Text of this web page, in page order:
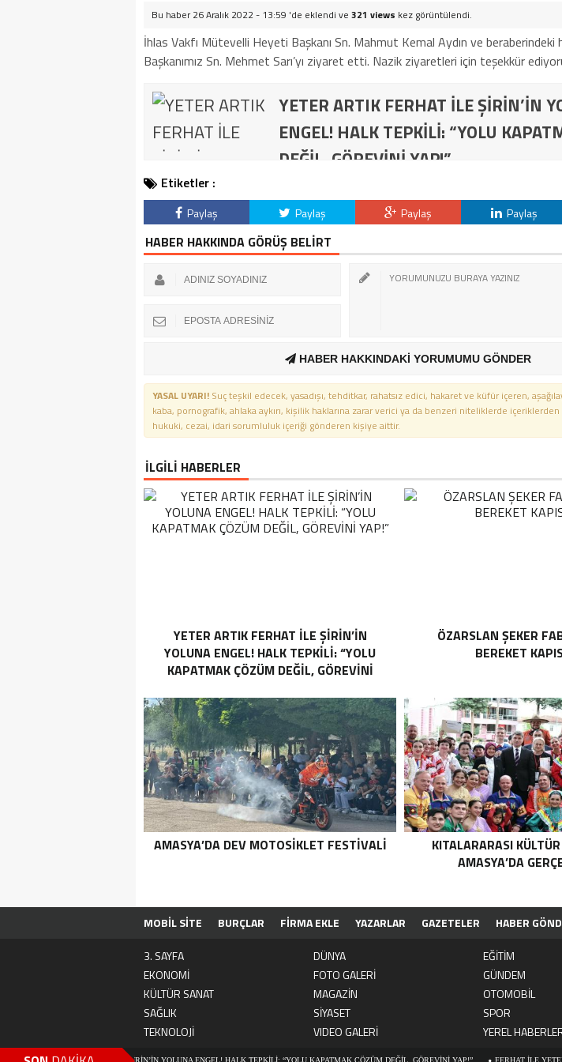
Bu haber 26 Aralık 2022 - 13:59 'de eklendi ve 321 views kez görüntülendi.
İhlas Vakfı Mütevelli Heyeti Başkanı Sn. Mahmut Kemal Aydın ve
Başkanımız Sn. Mehmet Sarı’yı ziyaret etti. Nazik ziyaretleri için teşekkür
YETER ARTIK FERHAT İLE ŞİRİN’İN
ENGEL! HALK TEPKİLİ: “YOLU
DEĞİL, GÖREVİNİ YAP!”
Etiketler :
Paylaş Paylaş Paylaş Paylaş
HABER HAKKINDA GÖRÜŞ BELİRT
HABER HAKKINDAKİ YORUMUMU GÖNDER
YASAL UYARI! Suç teşkil edecek, yasadışı, tehditkar, rahatsız edici, hakaret ve küfür içeren,
kaba, pornografik, ahlaka aykırı, kişilik haklarına zarar verici ya da benzeri niteliklerde
hukuki, cezai, idari sorumluluk içeriği gönderen kişiye aittir.
İLGİLİ HABERLER
YETER ARTIK FERHAT İLE ŞİRİN’İN
YOLUNA ENGEL! HALK TEPKİLİ: “YOLU
KAPATMAK ÇÖZÜM DEĞİL, GÖREVİNİ
ÖZARSLAN ŞEKER
BEREKET
AMASYA’DA DEV MOTOSIKLET FESTIVALI
KITALARARASI
AMASYA’DA
MOBİL SİTE BURÇLAR FİRMA EKLE YAZARLAR GAZETELER HABER
3. SAYFA
DÜNYA
EĞİTİM
EKONOMİ
FOTO GALERİ
GÜNDEM
KÜLTÜR SANAT
MAGAZİN
OTOMOBİL
SAĞLIK
SİYASET
SPOR
TEKNOLOJİ
VIDEO GALERİ YEREL
ARTIK FERHAT İLE ŞİRİN’İN YOLUNA ENGEL! HALK TEPKİLİ: “YOLU KAPATMAK ÇÖZÜM DEĞİL, GÖREVİNİ YAP!” FERHAT İLE YETER ARTIK